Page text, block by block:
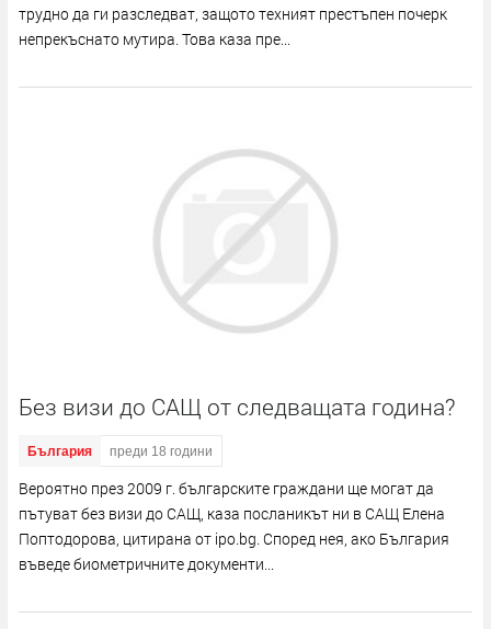
трудно да ги разследват, защото техният престъпен почерк
непрекъснато мутира. Това каза пре...
Без визи до САЩ от следващата година?
България преди 18 години
Вероятно през 2009 г. българските граждани ще могат да
пътуват без визи до САЩ, каза посланикът ни в САЩ Елена
Поптодорова, цитирана от ipo.bg. Според нея, ако България
въведе биометричните документи...